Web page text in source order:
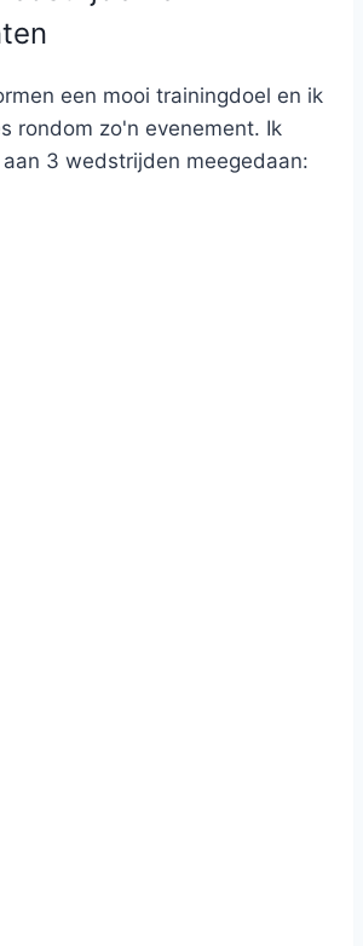
een mooi trainingdoel en ik
rondom zo'n evenement. Ik
3 wedstrijden meegedaan: